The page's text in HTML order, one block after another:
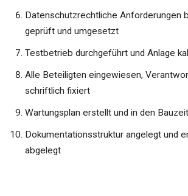
Datenschutzrechtliche Anforderungen
geprüft und umgesetzt
Testbetrieb durchgeführt und Anlage
Alle Beteiligten eingewiesen,
schriftlich fixiert
Wartungsplan erstellt und in den
Dokumentationsstruktur angelegt und
abgelegt